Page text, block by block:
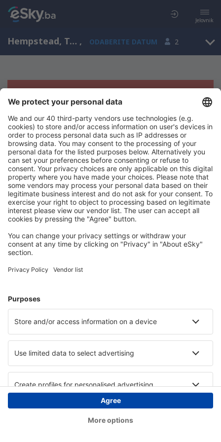
Jelovnik
Hempstead, Texas, Sjedinjene Američke Države , ODABERITE DATUM 2
Žao nam je, ne možemo da prikažemo
rezultate
Pokušajte još jednom kad izaberete druge kriterijume
Copyright © eSky.ba. Sva prava zadržana.